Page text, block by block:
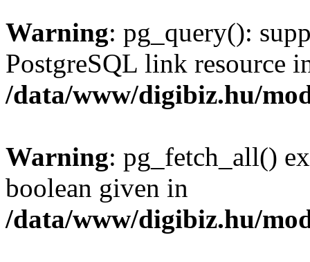
Warning: pg_query():
PostgreSQL link resource
/data/www/digibiz.hu/
Warning: pg_fetch_all()
boolean given in
/data/www/digibiz.hu/